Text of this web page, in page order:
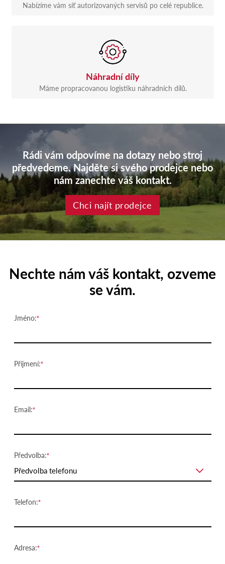
Nabízíme vám síť autorizovaných servisů po celé republice.
Náhradní díly
Máme propracovanou logistiku náhradních dílů.
Rádi vám odpovíme na dotazy nebo stroj
předvedeme. Najděte si svého prodejce nebo
nám zanechte váš kontakt.
Chci najít prodejce
Nechte nám váš kontakt, ozveme
se vám.
Jméno:
Příjmení:
Email:
Předvolba:
Předvolba telefonu
Telefon:
Adresa: